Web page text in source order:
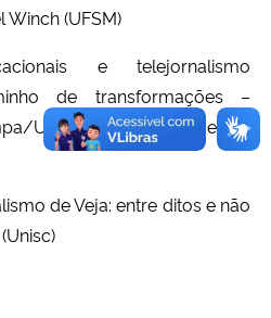
Winch (UFSM)
e telejornalismo
de transformações –
UFSM) e Michele Negrini
de Veja: entre ditos e não